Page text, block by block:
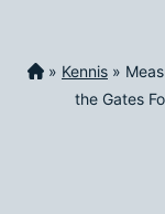
» Kennis »
the Gates